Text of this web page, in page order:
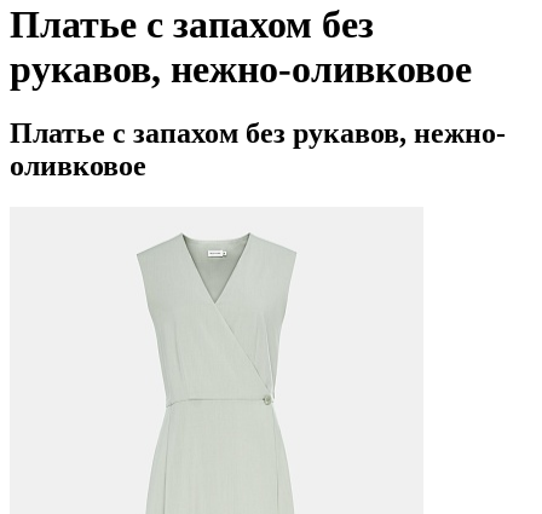
Платье с запахом без
рукавов, нежно-оливковое
Платье с запахом без рукавов, нежно-
оливковое